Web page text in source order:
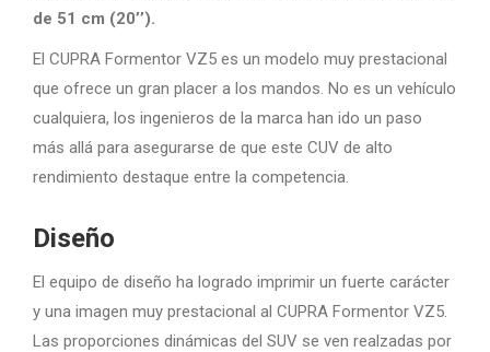
de 51 cm (20’’).
El CUPRA Formentor VZ5 es un modelo muy prestacional
que ofrece un gran placer a los mandos. No es un vehículo
cualquiera, los ingenieros de la marca han ido un paso
más allá para asegurarse de que este CUV de alto
rendimiento destaque entre la competencia.
Diseño
El equipo de diseño ha logrado imprimir un fuerte carácter
y una imagen muy prestacional al CUPRA Formentor VZ5.
Las proporciones dinámicas del SUV se ven realzadas por